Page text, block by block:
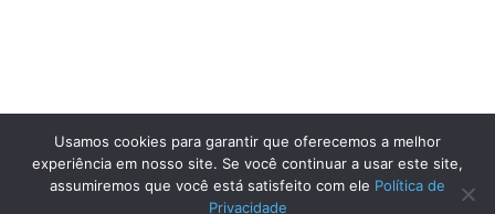
Usamos cookies para garantir que oferecemos a melhor
experiência em nosso site. Se você continuar a usar este site,
assumiremos que você está satisfeito com ele Política de
Privacidade